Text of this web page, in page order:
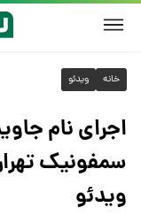
خانه ویدئو
اجرای نام
سمفونیک
ویدئو